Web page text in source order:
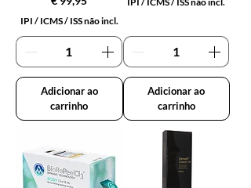
IPI / ICMS / ISS não incl.
Adicionar ao
carrinho
Adicionar ao
carrinho